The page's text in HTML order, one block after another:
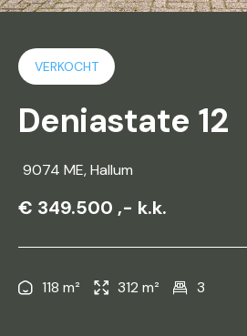
VERKOCHT
Deniastate 12
9074 ME, Hallum
€ 349.500 ,- k.k.
118 m² 312 m² 3